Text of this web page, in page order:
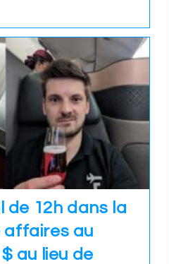
de 12h dans la
affaires au
au lieu de